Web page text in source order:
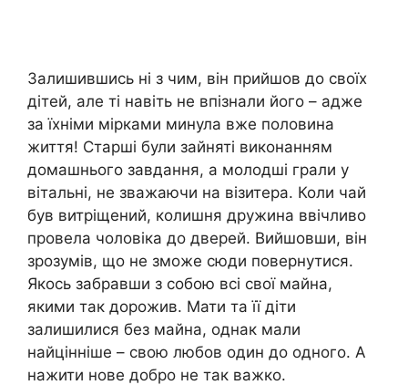
Залишившись ні з чим, він прийшов до своїх
дітей, але ті навіть не впізнали його – адже
за їхніми мірками минула вже половина
життя! Старші були зайняті виконанням
домашнього завдання, а молодші грали у
вітальні, не зважаючи на візитера. Коли чай
був витріщений, колишня дружина ввічливо
провела чоловіка до дверей. Вийшовши, він
зрозумів, що не зможе сюди повернутися.
Якось забравши з собою всі свої майна,
якими так дорожив. Мати та її діти
залишилися без майна, однак мали
найцінніше – свою любов один до одного. А
нажити нове добро не так важко.